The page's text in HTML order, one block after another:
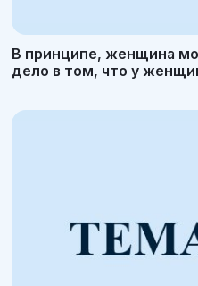
В принципе, женщина
дело в том, что у